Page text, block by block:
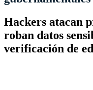
Hackers atacan
roban datos
verificación de